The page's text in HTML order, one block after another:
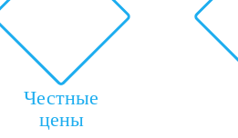
Честные
цены